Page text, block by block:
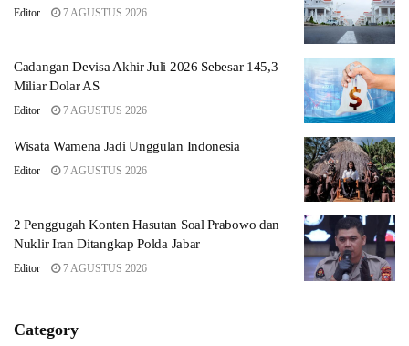
Editor 7 AGUSTUS 2026
Cadangan Devisa Akhir Juli 2026 Sebesar 145,3
Miliar Dolar AS
Editor 7 AGUSTUS 2026
Wisata Wamena Jadi Unggulan Indonesia
Editor 7 AGUSTUS 2026
2 Penggugah Konten Hasutan Soal Prabowo dan
Nuklir Iran Ditangkap Polda Jabar
Editor 7 AGUSTUS 2026
Category